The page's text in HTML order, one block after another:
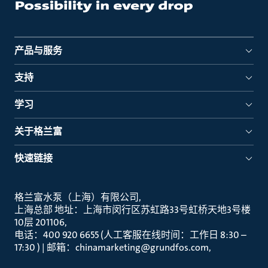
产品与服务
支持
学习
关于格兰富
快速链接
格兰富水泵（上海）有限公司
上海总部 地址：上海市闵行区苏虹路33号虹桥天地3号楼
10层 201106
电话：400 920 6655 (人工客服在线时间：工作日 8:30 –
17:30 ) | 邮箱：chinamarketing@grundfos.com